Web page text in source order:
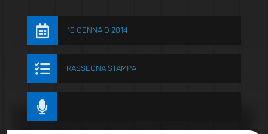
 10 GENNAIO 2014
 RASSEGNA STAMPA
